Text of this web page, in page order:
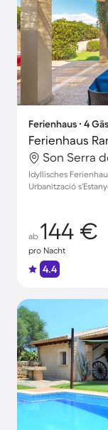
Ferienhaus ∙ 4
Ferienhaus
Idyllisches
Urbanització
ab 144 €
pro Nacht
4.4